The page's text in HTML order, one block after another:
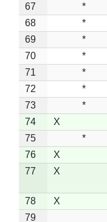
67
*
68
*
69
*
70
*
71
*
72
*
73
*
74
X
75
*
76
X
77
X
78 X
79